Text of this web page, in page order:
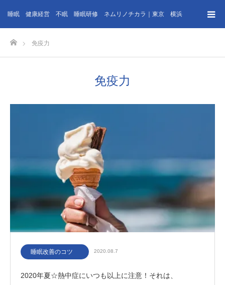
睡眠 健康経営 不眠 睡眠研修 ネムリノチカラ｜東京 横浜
ホーム
免疫力
免疫力
睡眠改善のコツ 2020.08.7
2020年夏☆熱中症にいつも以上に注意！それは、